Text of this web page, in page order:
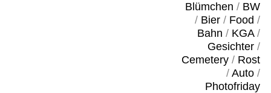
Blümchen / BW
/ Bier/ Food /
Bahn / KGA/
Gesichter/
Cemetery/ Rost
/ Auto/
Photofriday